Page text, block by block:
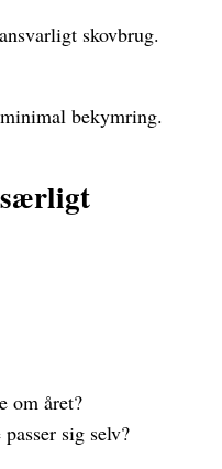
skovbrug.
bekymring.
om året?
sig selv?